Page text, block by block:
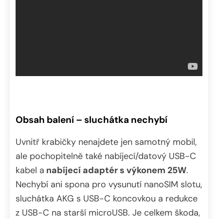
Obsah balení – sluchátka nechybí
Uvnitř krabičky nenajdete jen samotný mobil,
ale pochopitelně také nabíjecí/datový USB-C
kabel a nabíjecí adaptér s výkonem 25W.
Nechybí ani spona pro vysunutí nanoSIM slotu,
sluchátka AKG s USB-C koncovkou a redukce
z USB-C na starší microUSB. Je celkem škoda,